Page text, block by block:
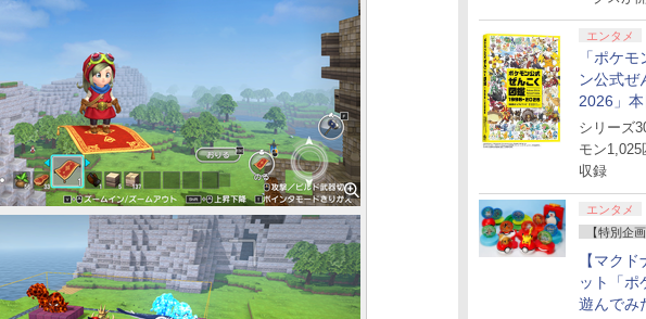
エンタメ
「ポケ
ン公式ぜ
2026」
シリーズ
モン
収録
エンタメ
【特別企画
【マク
ット「ポ
遊んでみ